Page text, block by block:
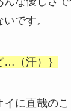
です。
…（汗）｝
に直哉の